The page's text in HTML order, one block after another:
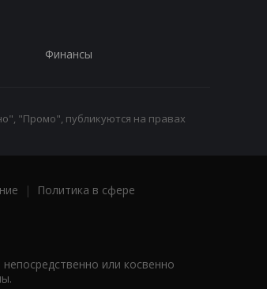
Финансы
"Промо", публикуются на правах
|
Политика в сфере
или косвенно